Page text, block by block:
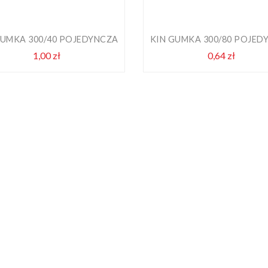
300/40 POJEDYNCZA
1,00 złCena
KIN GUMKA 300/80
0,64 złCena